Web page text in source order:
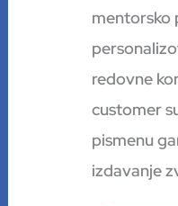
mentorsko
redovne
customer
pismenu
izdavanje